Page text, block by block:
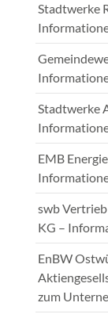
Stadtwerke
Stadtwerke
EMB
swb
KG –
EnBW
zum